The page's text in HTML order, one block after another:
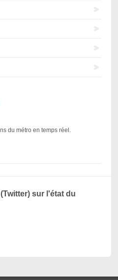
du métro en temps réel.
sur l'état du